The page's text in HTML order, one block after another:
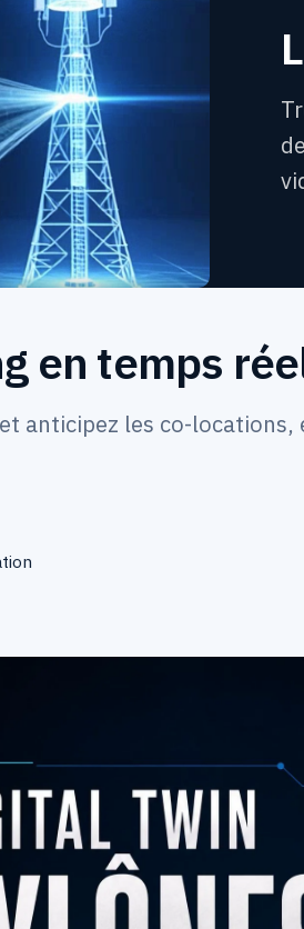
en temps
anticipez les co-locations,